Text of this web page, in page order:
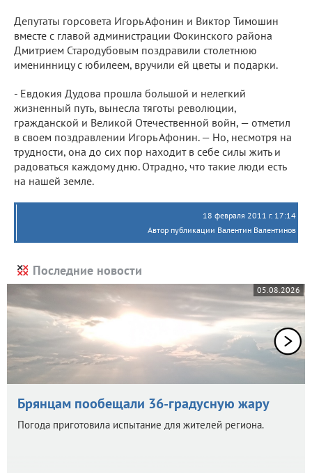
Депутаты горсовета Игорь Афонин и Виктор Тимошин
вместе с главой администрации Фокинского района
Дмитрием Стародубовым поздравили столетнюю
именинницу с юбилеем, вручили ей цветы и подарки.
- Евдокия Дудова прошла большой и нелегкий
жизненный путь, вынесла тяготы революции,
гражданской и Великой Отечественной войн, — отметил
в своем поздравлении Игорь Афонин. — Но, несмотря на
трудности, она до сих пор находит в себе силы жить и
радоваться каждому дню. Отрадно, что такие люди есть
на нашей земле.
18 февраля 2011 г. 17:14
Автор публикации Валентин Валентинов
Последние новости
05.08.2026
Брянцам пообещали 36-градусную жару
Погода приготовила испытание для жителей региона.